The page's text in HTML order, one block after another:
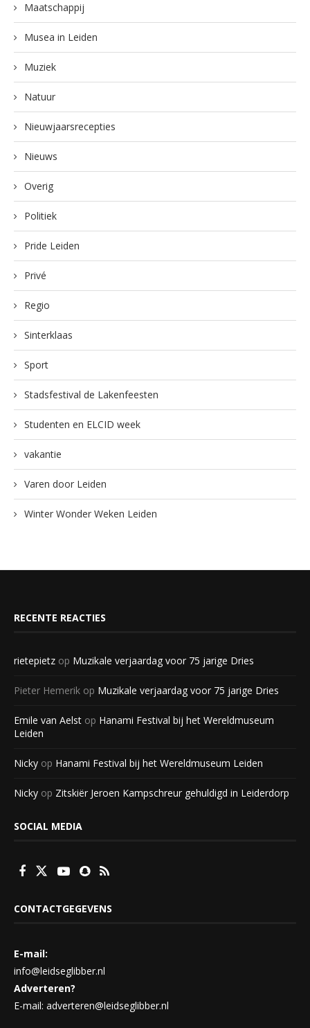
Maatschappij
Musea in Leiden
Muziek
Natuur
Nieuwjaarsrecepties
Nieuws
Overig
Politiek
Pride Leiden
Privé
Regio
Sinterklaas
Sport
Stadsfestival de Lakenfeesten
Studenten en ELCID week
vakantie
Varen door Leiden
Winter Wonder Weken Leiden
RECENTE REACTIES
rietepietz op Muzikale verjaardag voor 75 jarige Dries
Pieter Hemerik op Muzikale verjaardag voor 75 jarige Dries
Emile van Aelst op Hanami Festival bij het Wereldmuseum
Leiden
Nicky op Hanami Festival bij het Wereldmuseum Leiden
Nicky op Zitskiër Jeroen Kampschreur gehuldigd in Leiderdorp
SOCIAL MEDIA
CONTACTGEGEVENS
E-mail:
info@leidseglibber.nl
Adverteren?
E-mail: adverteren@leidseglibber.nl